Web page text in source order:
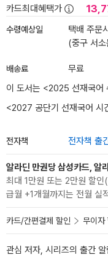
카드최대혜택가
수령예상일
택배 주문
(중구 서
배송료
무료
이 도서는 <2025 선재국어
<2027 공단기 선재국어 시
전자책 전자책 출
알라딘 만권당 삼성카드, 알
최대 1만원 또는 2만원 할
급월 +1개월까지는 전월 실
카드/간편결제 할인 무이자
관심 저자, 시리즈의 출간